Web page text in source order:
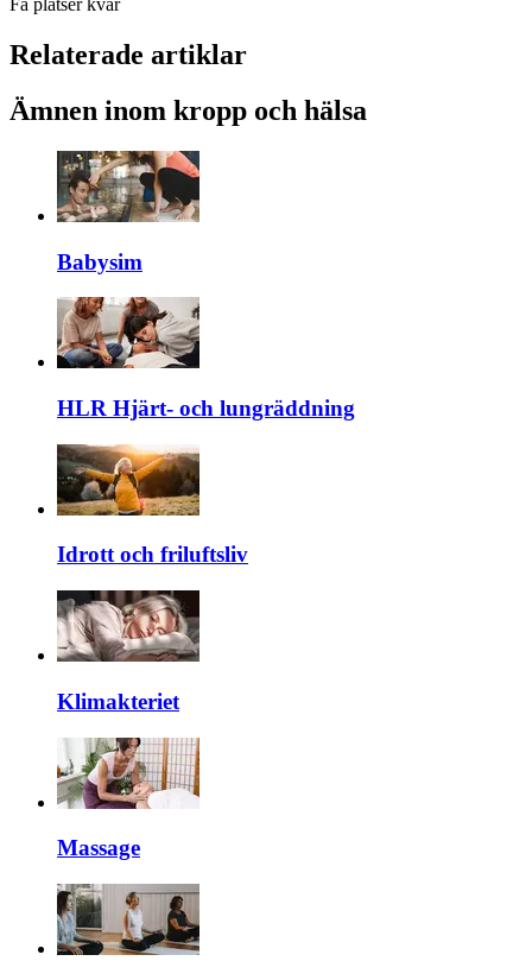
Få platser kvar
Relaterade artiklar
Ämnen inom kropp och hälsa
Babysim
HLR Hjärt- och lungräddning
Idrott och friluftsliv
Klimakteriet
Massage